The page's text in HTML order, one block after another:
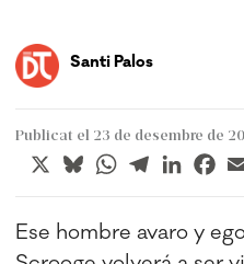
Santi Palos
Publicat el 23 de desembre de
X BlueskyWhatsApp
Telegram
Ese hombre avaro y